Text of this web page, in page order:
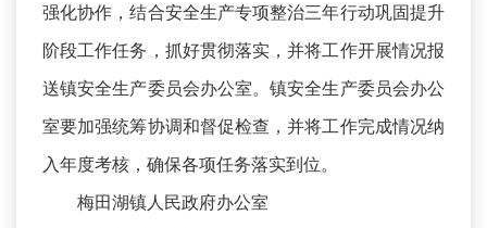
强化协作，结合安全生产专项整治三年行动巩固提升
阶段工作任务，抓好贯彻落实，并将工作开展情况报
送镇安全生产委员会办公室。镇安全生产委员会办公
室要加强统筹协调和督促检查，并将工作完成情况纳
入年度考核，确保各项任务落实到位。
梅田湖镇人民政府办公室